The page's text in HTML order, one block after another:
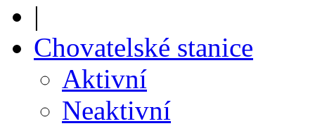
|
Chovatelské stanice
Aktivní
Neaktivní